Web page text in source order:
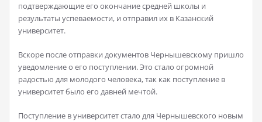
подтверждающие его окончание средней школы и
результаты успеваемости, и отправил их в Казанский
университет.
Вскоре после отправки документов Чернышевскому пришло
уведомление о его поступлении. Это стало огромной
радостью для молодого человека, так как поступление в
университет было его давней мечтой.
Поступление в университет стало для Чернышевского новым